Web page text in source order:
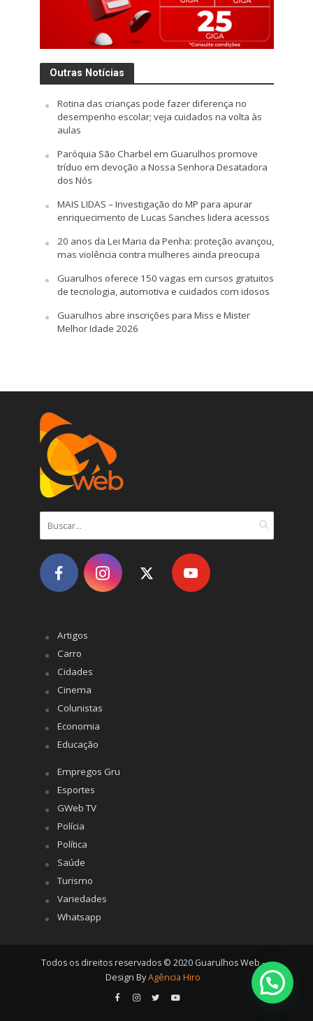
Outras Notícias
Rotina das crianças pode fazer diferença no
desempenho escolar; veja cuidados na volta às
aulas
Paróquia São Charbel em Guarulhos promove
tríduo em devoção a Nossa Senhora Desatadora
dos Nós
MAIS LIDAS – Investigação do MP para apurar
enriquecimento de Lucas Sanches lidera acessos
20 anos da Lei Maria da Penha: proteção avançou,
mas violência contra mulheres ainda preocupa
Guarulhos oferece 150 vagas em cursos gratuitos
de tecnologia, automotiva e cuidados com idosos
Guarulhos abre inscrições para Miss e Mister
Melhor Idade 2026
Artigos
Carro
Cidades
Cinema
Colunistas
Economia
Educação
Empregos Gru
Esportes
GWeb TV
Polícia
Política
Saúde
Turismo
Variedades
Whatsapp
Todos os direitos reservados © 2020 Guarulhos Web -
Design ByAgência Hiro